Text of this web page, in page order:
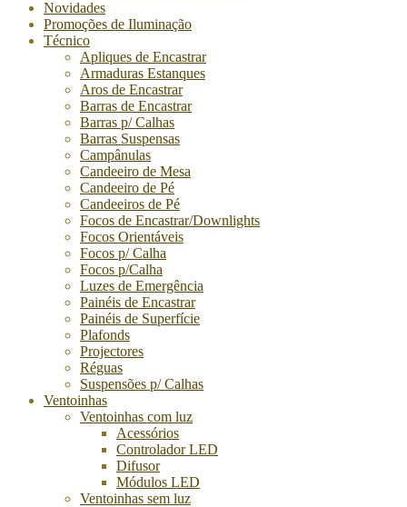
Novidades
Promoções de Iluminação
Técnico
Apliques de Encastrar
Armaduras Estanques
Aros de Encastrar
Barras de Encastrar
Barras p/ Calhas
Barras Suspensas
Campânulas
Candeeiro de Mesa
Candeeiro de Pé
Candeeiros de Pé
Focos de Encastrar/Downlights
Focos Orientáveis
Focos p/ Calha
Focos p/Calha
Luzes de Emergência
Painéis de Encastrar
Painéis de Superfície
Plafonds
Projectores
Réguas
Suspensões p/ Calhas
Ventoinhas
Ventoinhas com luz
Acessórios
Controlador LED
Difusor
Módulos LED
Ventoinhas sem luz